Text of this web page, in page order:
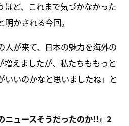
ほど、これまで気づかなかった
かされる今回。
人が来て、日本の魅力を海外の
増えましたが、私たちももっと
いいのかなと思いましたね」と
ニュースそうだったのか!!』2